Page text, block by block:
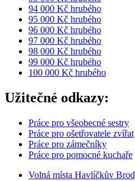
94 000 Kč hrubého
95 000 Kč hrubého
96 000 Kč hrubého
97 000 Kč hrubého
98 000 Kč hrubého
99 000 Kč hrubého
100 000 Kč hrubého
Užitečné odkazy:
Práce pro všeobecné sestry
Práce pro ošetřovatele zvířat
Práce pro zámečníky
Práce pro pomocné kuchaře
Volná místa Havlíčkův Brod